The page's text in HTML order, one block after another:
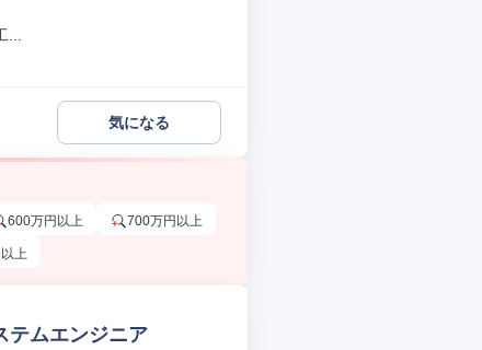
気になる
600万円以上 700万円以上
上
テムエンジニア